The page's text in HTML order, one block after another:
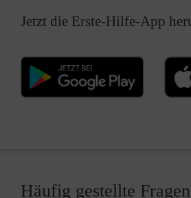
Jetzt die Erste-Hilfe-App
Häufig gestellte